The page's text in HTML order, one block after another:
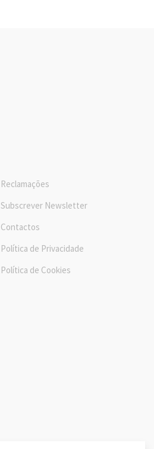
Reclamações
Subscrever Newsletter
Contactos
Política de Privacidade
Política de Cookies